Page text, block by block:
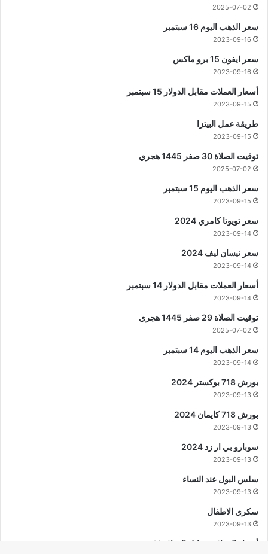
2025-07-02
سعر الذهب اليوم 16 سبتمبر
2023-09-16
سعر ايفون 15 برو ماكس
2023-09-16
أسعار العملات مقابل الدولار 15 سبتمبر
2023-09-15
طريقة عمل البيتزا
2023-09-15
توقيت الصلاة 30 صفر 1445 هجري
2025-07-02
سعر الذهب اليوم 15 سبتمبر
2023-09-15
سعر تويوتا كامري 2024
2023-09-14
سعر نيسان ليف 2024
2023-09-14
أسعار العملات مقابل الدولار 14 سبتمبر
2023-09-14
توقيت الصلاة 29 صفر 1445 هجري
2025-07-02
سعر الذهب اليوم 14 سبتمبر
2023-09-14
بورش 718 بوكستر 2024
2023-09-13
بورش 718 كايمان 2024
2023-09-13
سوبارو بي ار زد 2024
2023-09-13
سلس البول عند النساء
2023-09-13
سكري الاطفال
2023-09-13
أسعار العملات مقابل الدولار 13 سبتمبر